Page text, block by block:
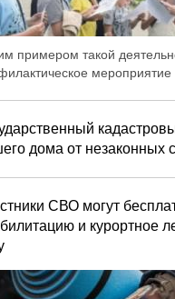
примером такой
дома от незаконных
СВО могут
и курортное